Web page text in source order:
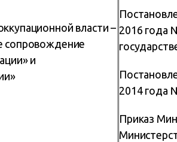
власти –
сопровождение
и
2016 года
2014 года
Приказ